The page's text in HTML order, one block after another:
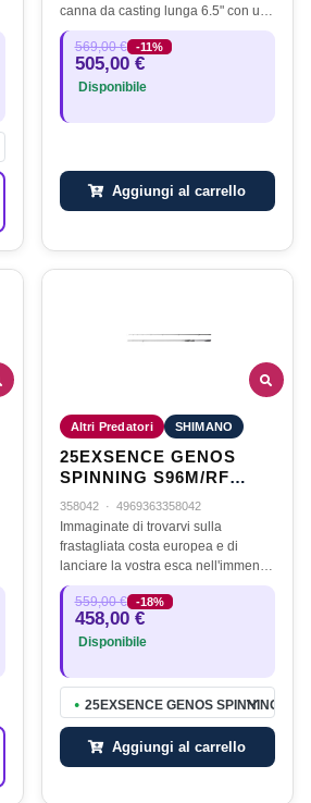
canna da casting lunga 6.5" con un
casting weight di 85 grammi circa.
Questo attrezzo
possiedecaratteristiche che la
rendono una canna…
569,00 € -11%
505,00 €
Disponibile
Aggiungi al carrello
Altri Predatori SHIMANO
25EXSENCE GENOS
SPINNING S96M/RF
2,90M 9'6" 7-40G 2PC
358042 · 4969363358042
Immaginate di trovarvi sulla
frastagliata costa europea e di
lanciare la vostra esca nell'immensa
distesa del mare, sapendo di avere
tra le mani lo strumento definitivo.
La Shimano Exsence Genos è…
559,00 € -18%
458,00 €
Disponibile
● 25EXSENCE GENOS SPINNING
Aggiungi al carrello